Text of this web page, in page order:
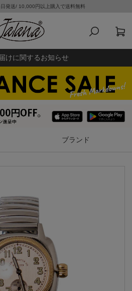
発送/ 10,000円以上購入で送料無料
けに関するお知らせ
ブランド